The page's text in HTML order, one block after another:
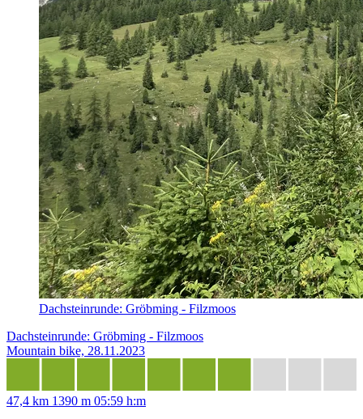
Dachsteinrunde: Gröbming - Filzmoos
Dachsteinrunde: Gröbming - Filzmoos
Mountain bike, 28.11.2023
47,4 km 1390 m 05:59 h:m